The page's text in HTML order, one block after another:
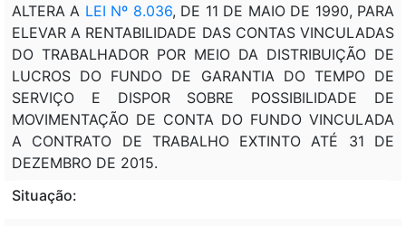
ALTERA A LEI Nº 8.036, DE 11 DE MAIO DE 1990, PARA
ELEVAR A RENTABILIDADE DAS CONTAS VINCULADAS
DO TRABALHADOR POR MEIO DA DISTRIBUIÇÃO DE
LUCROS DO FUNDO DE GARANTIA DO TEMPO DE
SERVIÇO E DISPOR SOBRE POSSIBILIDADE DE
MOVIMENTAÇÃO DE CONTA DO FUNDO VINCULADA
A CONTRATO DE TRABALHO EXTINTO ATÉ 31 DE
DEZEMBRO DE 2015.
Situação: